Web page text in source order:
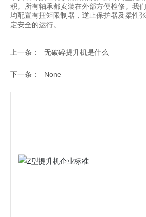
积。所有轴承都安装在外部方便检修。我
均配置有扭矩限制器，逆止保护器及柔性
定安全的运行。
上一条： 无破碎提升机是什么
下一条： None